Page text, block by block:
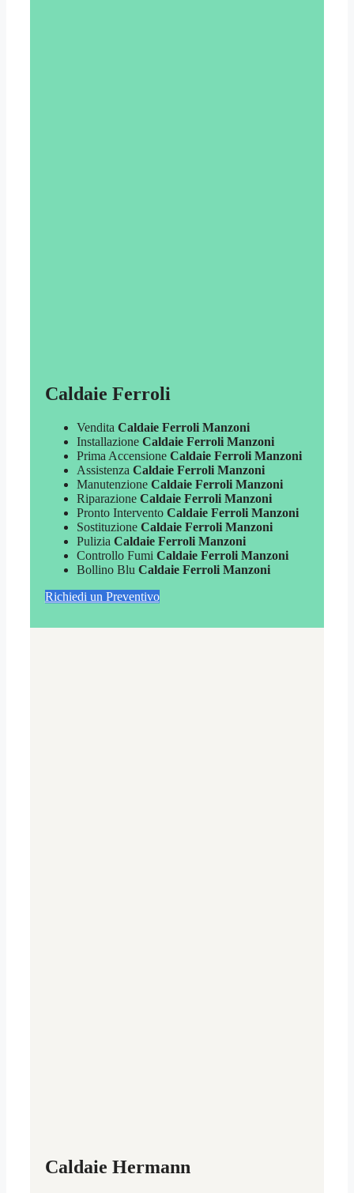
Caldaie Ferroli
Vendita Caldaie Ferroli Manzoni
Installazione Caldaie Ferroli Manzoni
Prima Accensione Caldaie Ferroli Manzoni
Assistenza Caldaie Ferroli Manzoni
Manutenzione Caldaie Ferroli Manzoni
Riparazione Caldaie Ferroli Manzoni
Pronto Intervento Caldaie Ferroli Manzoni
Sostituzione Caldaie Ferroli Manzoni
Pulizia Caldaie Ferroli Manzoni
Controllo Fumi Caldaie Ferroli Manzoni
Bollino Blu Caldaie Ferroli Manzoni
Richiedi un Preventivo
Caldaie Hermann